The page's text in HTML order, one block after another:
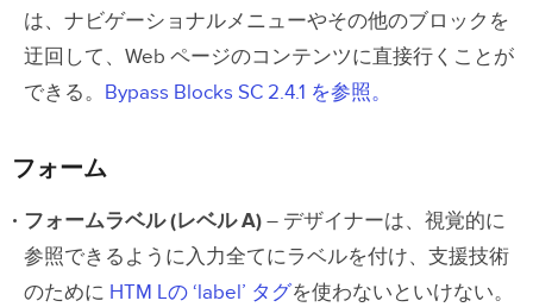
は、ナビゲーショナルメニューやその他のブロックを
迂回して、Web ページのコンテンツに直接行くことが
できる。 Bypass Blocks SC 2.4.1 を参照。
フォーム
フォームラベル (レベル A) – デザイナーは、視覚的に
参照できるように入力全てにラベルを付け、支援技術
のために HTM Lの ‘label’ タグを使わないといけない。